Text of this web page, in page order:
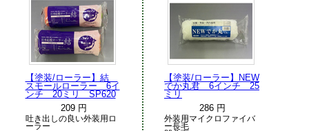
【塗装/ローラー】結
スモールローラー 6イ
ンチ 20ミリ SP620
209 円
吐き出しの良い外装用ロ
ーラー
【塗装/ローラー】NEW
でか丸君 6インチ 25
ミリ
286 円
外装用マイクロファイバ
ー長毛